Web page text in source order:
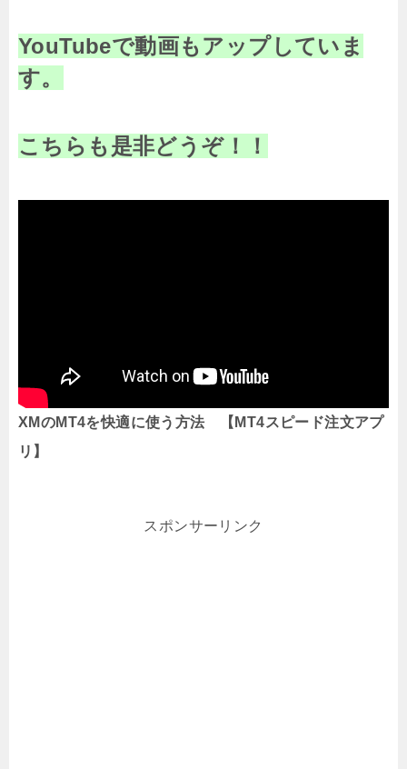
YouTubeで動画もアップしていま
す。
こちらも是非どうぞ！！
XMのMT4を快適に使う方法 【MT4スピード注文アプ
リ】
スポンサーリンク